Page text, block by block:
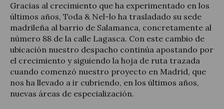
Gracias al crecimiento que ha experimentado en los
últimos años, Toda & Nel-lo ha trasladado su sede
madrileña al barrio de Salamanca, concretamente al
número 88 de la calle Lagasca. Con este cambio de
ubicación nuestro despacho continúa apostando por
el crecimiento y siguiendo la hoja de ruta trazada
cuando comenzó nuestro proyecto en Madrid, que
nos ha llevado a ir cubriendo, en los últimos años,
nuevas áreas de especialización.